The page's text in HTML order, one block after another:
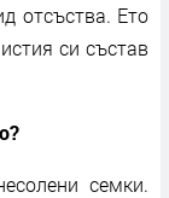
отсъства. Ето
си състав
семки.